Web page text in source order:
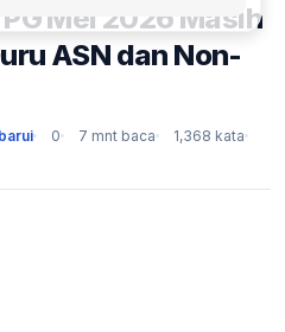
Mei 2026 Masih
ASN dan Non-
0 7 mnt baca
1,368 kata